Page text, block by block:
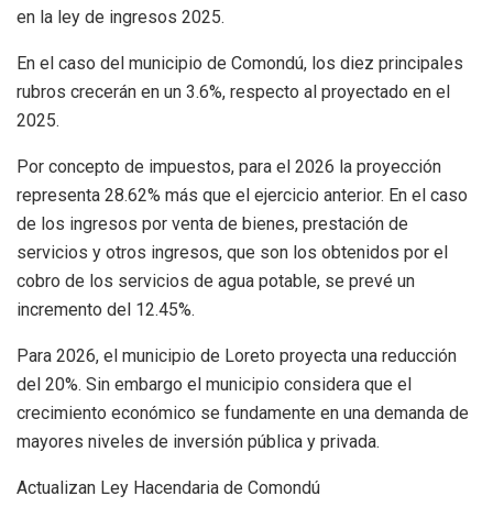
en la ley de ingresos 2025.
En el caso del municipio de Comondú, los diez principales
rubros crecerán en un 3.6%, respecto al proyectado en el
2025.
Por concepto de impuestos, para el 2026 la proyección
representa 28.62% más que el ejercicio anterior. En el caso
de los ingresos por venta de bienes, prestación de
servicios y otros ingresos, que son los obtenidos por el
cobro de los servicios de agua potable, se prevé un
incremento del 12.45%.
Para 2026, el municipio de Loreto proyecta una reducción
del 20%. Sin embargo el municipio considera que el
crecimiento económico se fundamente en una demanda de
mayores niveles de inversión pública y privada.
Actualizan Ley Hacendaria de Comondú